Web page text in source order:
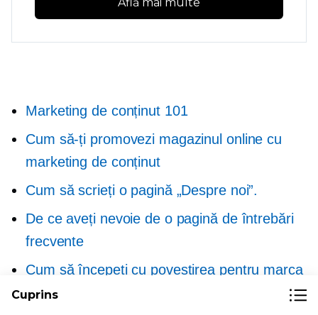
Marketing de conținut 101
Cum să-ți promovezi magazinul online cu
marketing de conținut
Cum să scrieți o pagină „Despre noi”.
De ce aveți nevoie de o pagină de întrebări
frecvente
Cum să începeți cu povestirea pentru marca
dvs
Cuprins